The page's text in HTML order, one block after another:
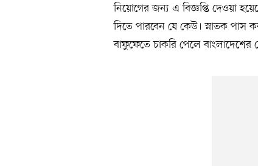
নিয়োগের জন্য এ বিজ্ঞপ্তি দেওয়া
দিতে পারবেন যে কেউ। স্নাতক পাস
বাফুফেতে চাকরি পেলে